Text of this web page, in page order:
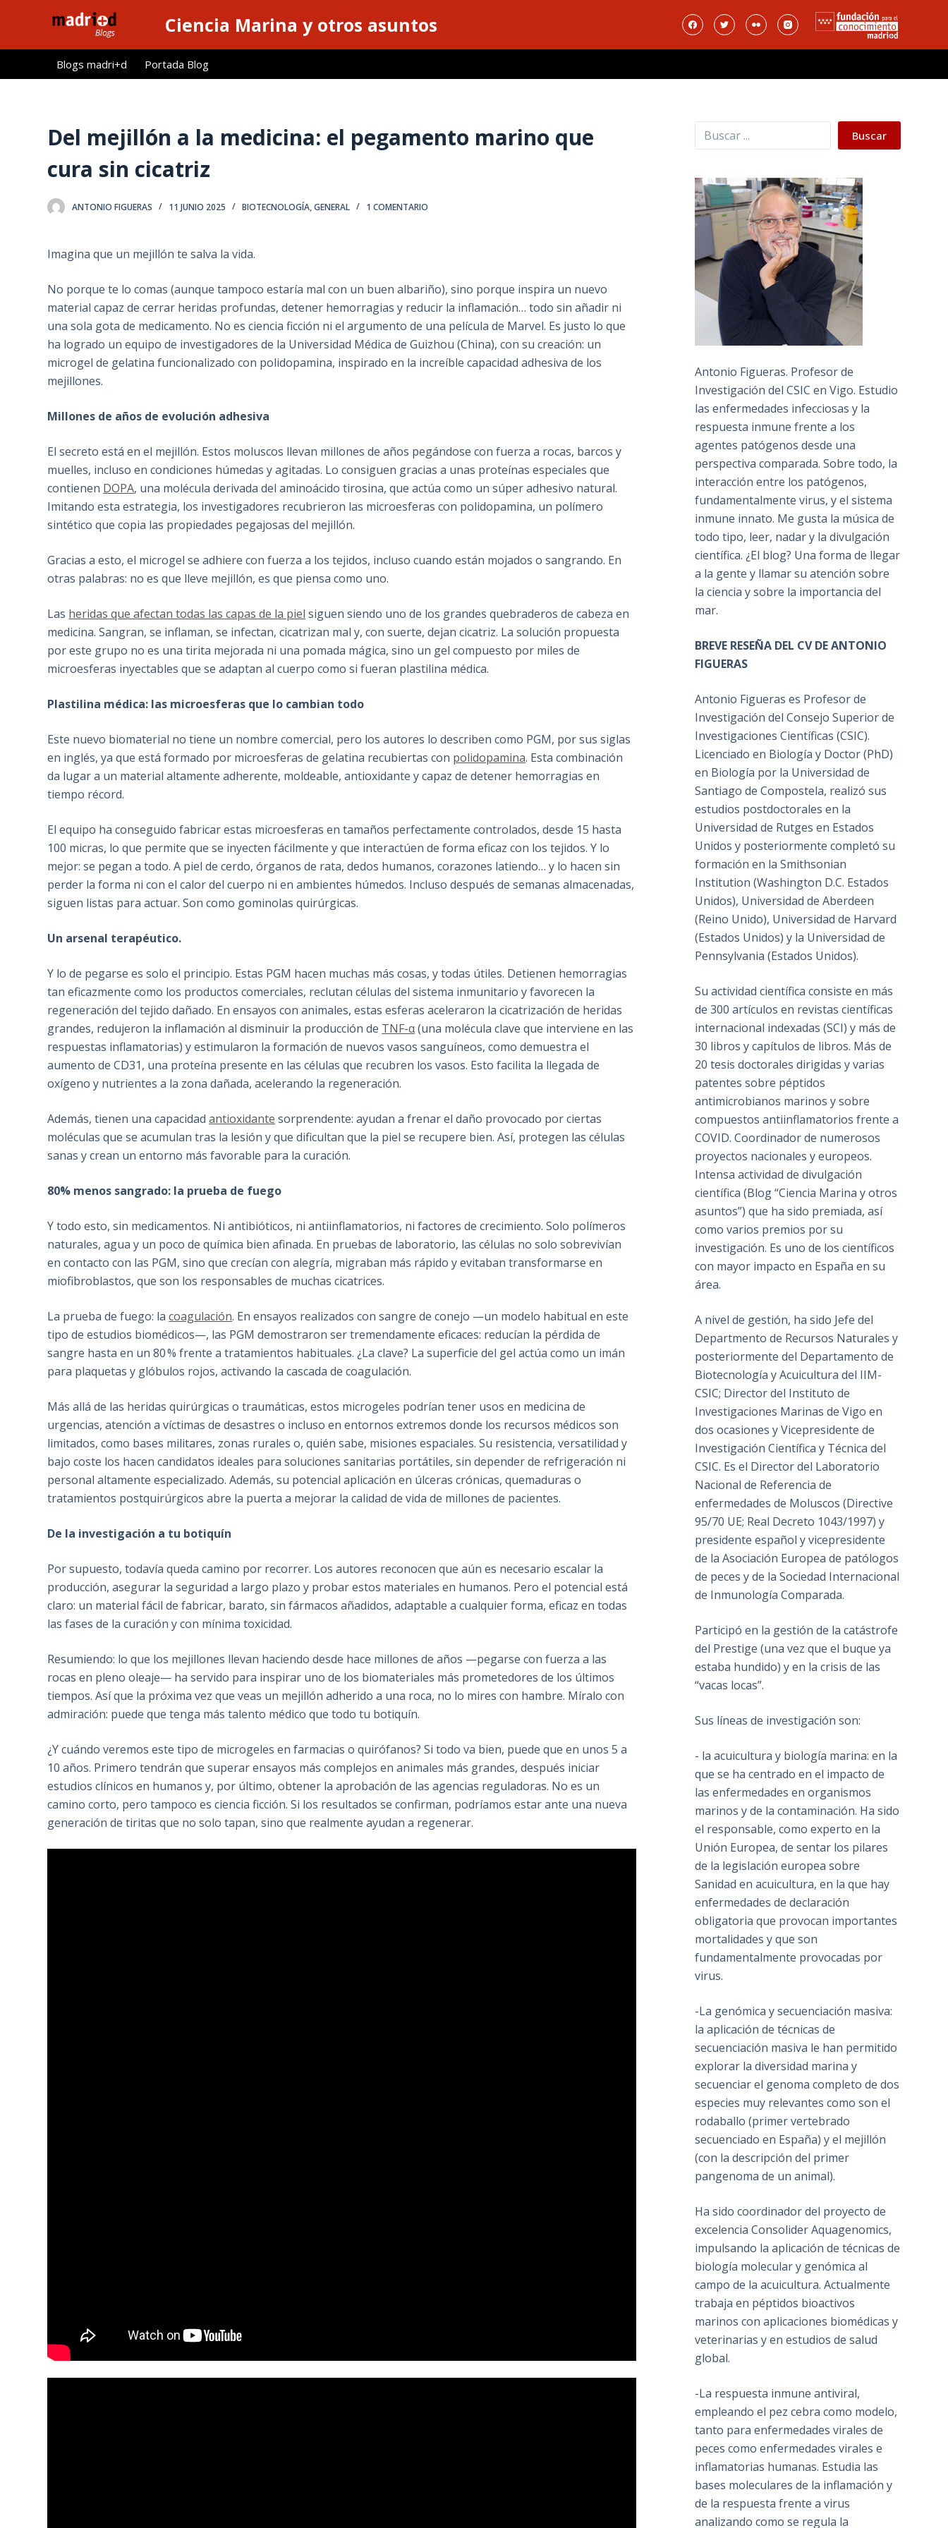
l
Ciencia Marina y otros asuntos
Blogs madri+d Portada Blog
Del mejillón a la medicina: el pegamento marino que
cura sin cicatriz
ANTONIO FIGUERAS 11 JUNIO 2025 BIOTECNOLOGÍA,GENERAL 1 COMENTARIO
Imagina que un mejillón te salva la vida.
No porque te lo comas (aunque tampoco estaría mal con un buen albariño), sino porque inspira un nuevo
material capaz de cerrar heridas profundas, detener hemorragias y reducir la inflamación… todo sin añadir ni
una sola gota de medicamento. No es ciencia ficción ni el argumento de una película de Marvel. Es justo lo que
ha logrado un equipo de investigadores de la Universidad Médica de Guizhou (China), con su creación: un
microgel de gelatina funcionalizado con polidopamina, inspirado en la increíble capacidad adhesiva de los
mejillones.
Millones de años de evolución adhesiva
El secreto está en el mejillón. Estos moluscos llevan millones de años pegándose con fuerza a rocas, barcos y
muelles, incluso en condiciones húmedas y agitadas. Lo consiguen gracias a unas proteínas especiales que
contienen DOPA, una molécula derivada del aminoácido tirosina, que actúa como un súper adhesivo natural.
Imitando esta estrategia, los investigadores recubrieron las microesferas con polidopamina, un polímero
sintético que copia las propiedades pegajosas del mejillón.
Gracias a esto, el microgel se adhiere con fuerza a los tejidos, incluso cuando están mojados o sangrando. En
otras palabras: no es que lleve mejillón, es que piensa como uno.
Las heridas que afectan todas las capas de la piel siguen siendo uno de los grandes quebraderos de cabeza en
medicina. Sangran, se inflaman, se infectan, cicatrizan mal y, con suerte, dejan cicatriz. La solución propuesta
por este grupo no es una tirita mejorada ni una pomada mágica, sino un gel compuesto por miles de
microesferas inyectables que se adaptan al cuerpo como si fueran plastilina médica.
Plastilina médica: las microesferas que lo cambian todo
Este nuevo biomaterial no tiene un nombre comercial, pero los autores lo describen como PGM, por sus siglas
en inglés, ya que está formado por microesferas de gelatina recubiertas con polidopamina. Esta combinación
da lugar a un material altamente adherente, moldeable, antioxidante y capaz de detener hemorragias en
tiempo récord.
El equipo ha conseguido fabricar estas microesferas en tamaños perfectamente controlados, desde 15 hasta
100 micras, lo que permite que se inyecten fácilmente y que interactúen de forma eficaz con los tejidos. Y lo
mejor: se pegan a todo. A piel de cerdo, órganos de rata, dedos humanos, corazones latiendo… y lo hacen sin
perder la forma ni con el calor del cuerpo ni en ambientes húmedos. Incluso después de semanas almacenadas,
siguen listas para actuar. Son como gominolas quirúrgicas.
Un arsenal terapéutico.
Y lo de pegarse es solo el principio. Estas PGM hacen muchas más cosas, y todas útiles. Detienen hemorragias
tan eficazmente como los productos comerciales, reclutan células del sistema inmunitario y favorecen la
regeneración del tejido dañado. En ensayos con animales, estas esferas aceleraron la cicatrización de heridas
grandes, redujeron la inflamación al disminuir la producción de TNF-α(una molécula clave que interviene en las
respuestas inflamatorias) y estimularon la formación de nuevos vasos sanguíneos, como demuestra el
aumento de CD31, una proteína presente en las células que recubren los vasos. Esto facilita la llegada de
oxígeno y nutrientes a la zona dañada, acelerando la regeneración.
Además, tienen una capacidadantioxidante sorprendente: ayudan a frenar el daño provocado por ciertas
moléculas que se acumulan tras la lesión y que dificultan que la piel se recupere bien. Así, protegen las células
sanas y crean un entorno más favorable para la curación.
80% menos sangrado: la prueba de fuego
Y todo esto, sin medicamentos. Ni antibióticos, ni antiinflamatorios, ni factores de crecimiento. Solo polímeros
naturales, agua y un poco de química bien afinada. En pruebas de laboratorio, las células no solo sobrevivían
en contacto con las PGM, sino que crecían con alegría, migraban más rápido y evitaban transformarse en
miofibroblastos, que son los responsables de muchas cicatrices.
La prueba de fuego: lacoagulación. En ensayos realizados con sangre de conejo —un modelo habitual en este
tipo de estudios biomédicos—, las PGM demostraron ser tremendamente eficaces: reducían la pérdida de
sangre hasta en un 80 % frente a tratamientos habituales. ¿La clave? La superficie del gel actúa como un imán
para plaquetas y glóbulos rojos, activando la cascada de coagulación.
Más allá de las heridas quirúrgicas o traumáticas, estos microgeles podrían tener usos en medicina de
urgencias, atención a víctimas de desastres o incluso en entornos extremos donde los recursos médicos son
limitados, como bases militares, zonas rurales o, quién sabe, misiones espaciales. Su resistencia, versatilidad y
bajo coste los hacen candidatos ideales para soluciones sanitarias portátiles, sin depender de refrigeración ni
personal altamente especializado. Además, su potencial aplicación en úlceras crónicas, quemaduras o
tratamientos postquirúrgicos abre la puerta a mejorar la calidad de vida de millones de pacientes.
De la investigación a tu botiquín
Por supuesto, todavía queda camino por recorrer. Los autores reconocen que aún es necesario escalar la
producción, asegurar la seguridad a largo plazo y probar estos materiales en humanos. Pero el potencial está
claro: un material fácil de fabricar, barato, sin fármacos añadidos, adaptable a cualquier forma, eficaz en todas
las fases de la curación y con mínima toxicidad.
Resumiendo: lo que los mejillones llevan haciendo desde hace millones de años —pegarse con fuerza a las
rocas en pleno oleaje— ha servido para inspirar uno de los biomateriales más prometedores de los últimos
tiempos. Así que la próxima vez que veas un mejillón adherido a una roca, no lo mires con hambre. Míralo con
admiración: puede que tenga más talento médico que todo tu botiquín.
¿Y cuándo veremos este tipo de microgeles en farmacias o quirófanos? Si todo va bien, puede que en unos 5 a
10 años. Primero tendrán que superar ensayos más complejos en animales más grandes, después iniciar
estudios clínicos en humanos y, por último, obtener la aprobación de las agencias reguladoras. No es un
camino corto, pero tampoco es ciencia ficción. Si los resultados se confirman, podríamos estar ante una nueva
generación de tiritas que no solo tapan, sino que realmente ayudan a regenerar.
Buscar Buscar
Antonio Figueras. Profesor de
Investigación del CSIC en Vigo. Estudio
las enfermedades infecciosas y la
respuesta inmune frente a los
agentes patógenos desde una
perspectiva comparada. Sobre todo, la
interacción entre los patógenos,
fundamentalmente virus, y el sistema
inmune innato. Me gusta la música de
todo tipo, leer, nadar y la divulgación
científica. ¿El blog? Una forma de llegar
a la gente y llamar su atención sobre
la ciencia y sobre la importancia del
mar.
BREVE RESEÑA DEL CV DE ANTONIO
FIGUERAS
Antonio Figueras es Profesor de
Investigación del Consejo Superior de
Investigaciones Científicas (CSIC).
Licenciado en Biología y Doctor (PhD)
en Biología por la Universidad de
Santiago de Compostela, realizó sus
estudios postdoctorales en la
Universidad de Rutges en Estados
Unidos y posteriormente completó su
formación en la Smithsonian
Institution (Washington D.C. Estados
Unidos), Universidad de Aberdeen
(Reino Unido), Universidad de Harvard
(Estados Unidos) y la Universidad de
Pennsylvania (Estados Unidos).
Su actividad científica consiste en más
de 300 artículos en revistas científicas
internacional indexadas (SCI) y más de
30 libros y capítulos de libros. Más de
20 tesis doctorales dirigidas y varias
patentes sobre péptidos
antimicrobianos marinos y sobre
compuestos antiinflamatorios frente a
COVID. Coordinador de numerosos
proyectos nacionales y europeos.
Intensa actividad de divulgación
científica (Blog “Ciencia Marina y otros
asuntos”) que ha sido premiada, así
como varios premios por su
investigación. Es uno de los científicos
con mayor impacto en España en su
área.
A nivel de gestión, ha sido Jefe del
Departmento de Recursos Naturales y
posteriormente del Departamento de
Biotecnología y Acuicultura del IIM-
CSIC; Director del Instituto de
Investigaciones Marinas de Vigo en
dos ocasiones y Vicepresidente de
Investigación Científica y Técnica del
CSIC. Es el Director del Laboratorio
Nacional de Referencia de
enfermedades de Moluscos (Directive
95/70 UE; Real Decreto 1043/1997) y
presidente español y vicepresidente
de la Asociación Europea de patólogos
de peces y de la Sociedad Internacional
de Inmunología Comparada.
Participó en la gestión de la catástrofe
del Prestige (una vez que el buque ya
estaba hundido) y en la crisis de las
“vacas locas”.
Sus líneas de investigación son:
- la acuicultura y biología marina: en la
que se ha centrado en el impacto de
las enfermedades en organismos
marinos y de la contaminación. Ha sido
el responsable, como experto en la
Unión Europea, de sentar los pilares
de la legislación europea sobre
Sanidad en acuicultura, en la que hay
enfermedades de declaración
obligatoria que provocan importantes
mortalidades y que son
fundamentalmente provocadas por
virus.
-La genómica y secuenciación masiva:
la aplicación de técnicas de
secuenciación masiva le han permitido
explorar la diversidad marina y
secuenciar el genoma completo de dos
especies muy relevantes como son el
rodaballo (primer vertebrado
secuenciado en España) y el mejillón
(con la descripción del primer
pangenoma de un animal).
Ha sido coordinador del proyecto de
excelencia Consolider Aquagenomics,
impulsando la aplicación de técnicas de
biología molecular y genómica al
campo de la acuicultura. Actualmente
trabaja en péptidos bioactivos
marinos con aplicaciones biomédicas y
veterinarias y en estudios de salud
global.
-La respuesta inmune antiviral,
empleando el pez cebra como modelo,
tanto para enfermedades virales de
peces como enfermedades virales e
inflamatorias humanas. Estudia las
bases moleculares de la inflamación y
de la respuesta frente a virus
analizando como se regula la